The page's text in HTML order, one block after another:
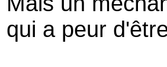
qui a peur